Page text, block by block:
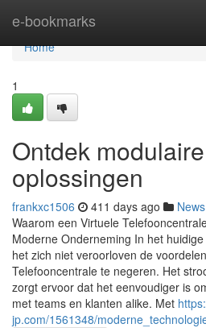
e-bookmarks
Home
Home
1
Ontdek
oplossingen
frankxc1506 411 days ago News
Waarom een Virtuele
Moderne Onderneming In het
het zich niet veroorloven de
Telefooncentrale te negeren. Het
zorgt ervoor dat het eenvoudiger is
met teams en klanten alike. Met
jp.com/1561348/